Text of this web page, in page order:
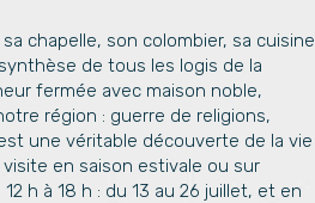
chapelle, son colombier, sa cuisine
de tous les logis de la
fermée avec maison noble,
région : guerre de religions,
une véritable découverte de la vie
en saison estivale ou sur
h à 18 h : du 13 au 26 juillet, et en